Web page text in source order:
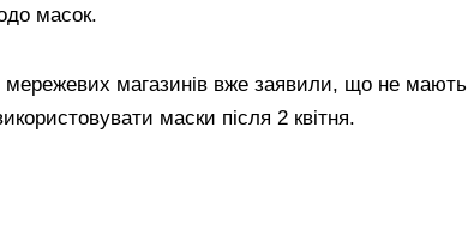
масок.
мережевих магазинів вже заявили, що не мають
маски після 2 квітня.